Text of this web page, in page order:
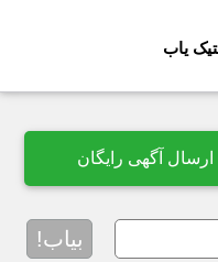
یاب
ارسال آگهی رایگان
بیاب!